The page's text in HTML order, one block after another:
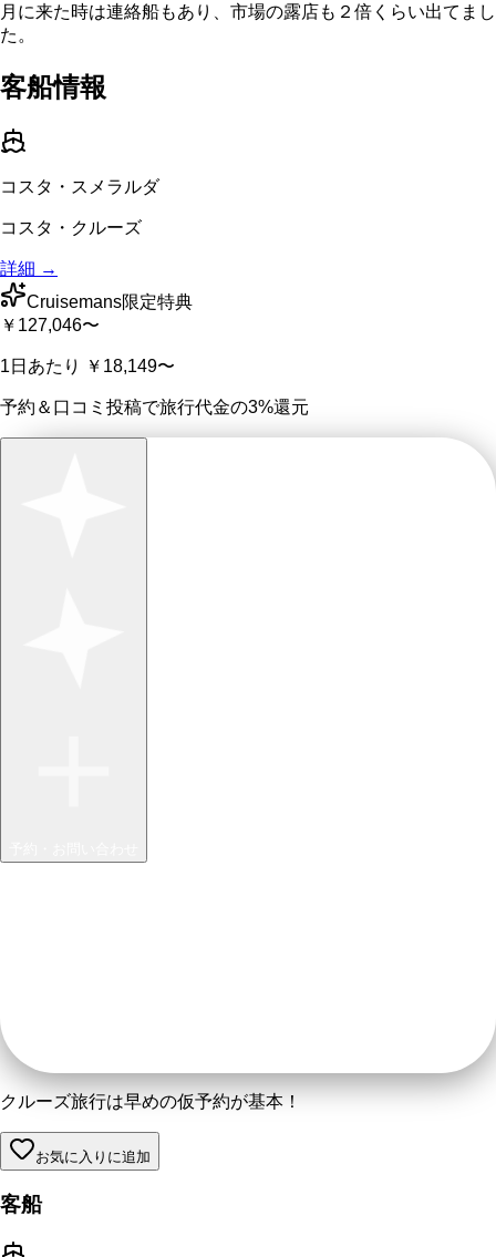
月に来た時は連絡船もあり、市場の露店も２倍くらい出てまし
た。
客船情報
コスタ・スメラルダ
コスタ・クルーズ
詳細 →
Cruisemans限定特典
￥127,046〜
1日あたり ￥18,149〜
予約＆口コミ投稿で旅行代金の3%還元
クルーズ旅行は早めの仮予約が基本！
お気に入りに追加
客船